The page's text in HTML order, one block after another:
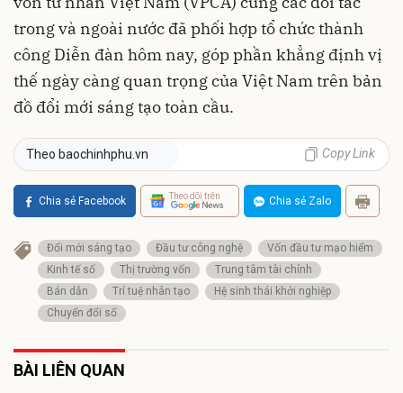
trong và ngoài nước đã phối hợp tổ chức thành
công Diễn đàn hôm nay, góp phần khẳng định vị
thế ngày càng quan trọng của Việt Nam trên bản
đồ đổi mới sáng tạo toàn cầu.
Theo baochinhphu.vn Copy Link
Chia sẻ Facebook Theo dõi trên Chia sẻ Zalo
Đổi mới sáng tạo Đầu tư công nghệ
Vốn đầu tư mạo hiểm
Kinh tế số
Thị trường vốn
Trung tâm tài chính
Bán dẫn
Trí tuệ nhân tạo
Hệ sinh thái khởi nghiệp
Chuyển đổi số
BÀI LIÊN QUAN